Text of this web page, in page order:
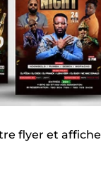
flyer et affiche